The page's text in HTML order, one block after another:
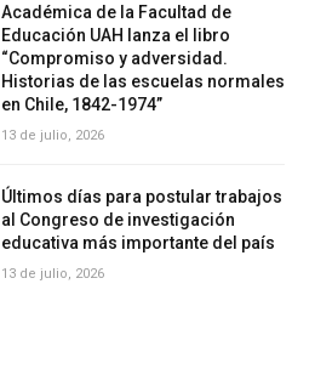
Académica de la Facultad de
Educación UAH lanza el libro
“Compromiso y adversidad.
Historias de las escuelas normales
en Chile, 1842-1974”
13 de julio, 2026
Últimos días para postular trabajos
al Congreso de investigación
educativa más importante del país
13 de julio, 2026